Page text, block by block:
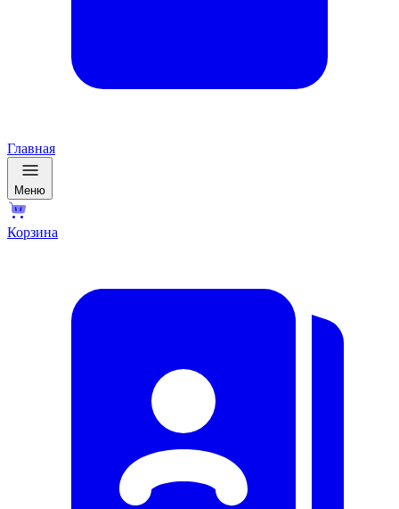
Главная
Меню
Корзина